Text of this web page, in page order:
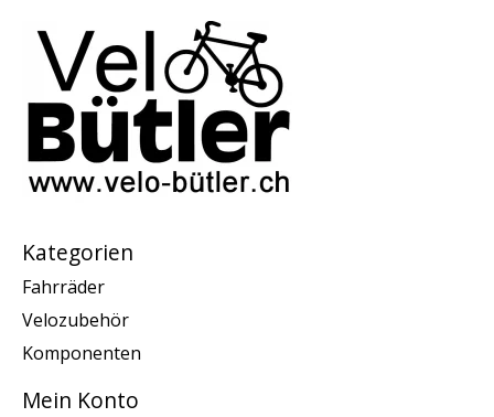
Kategorien
Fahrräder
Velozubehör
Komponenten
Mein Konto